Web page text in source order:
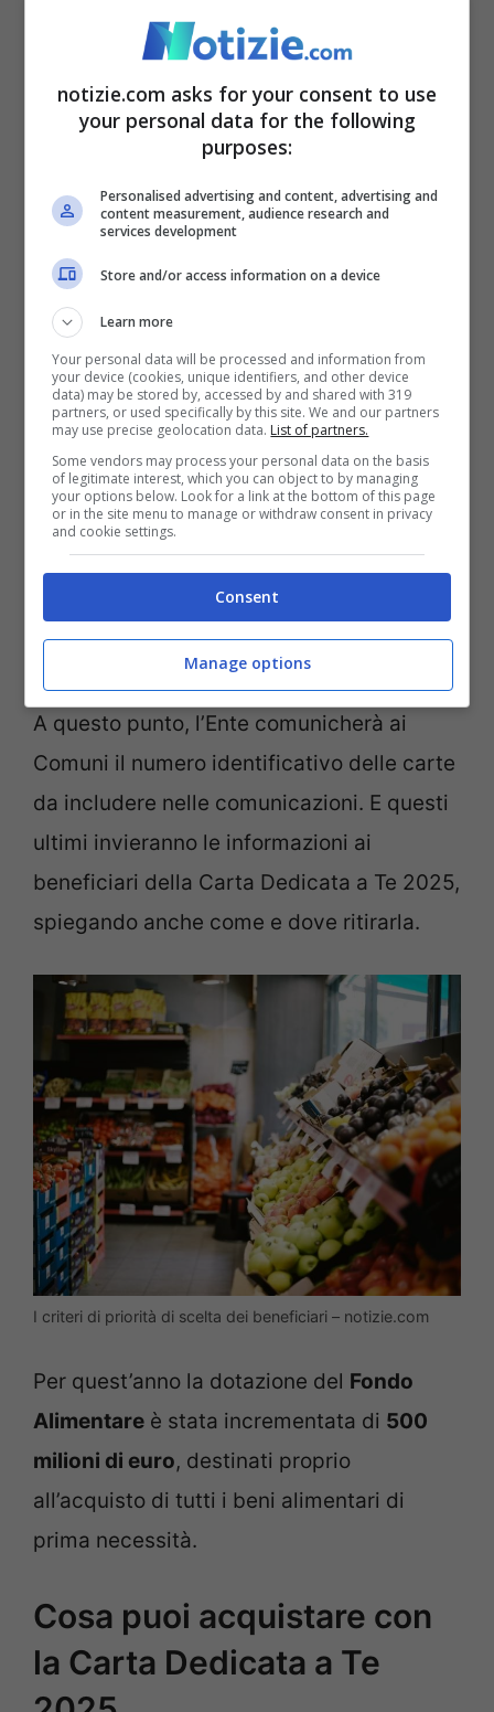
dicembre 2011, con priorità Isee più
basso.
Famiglie con almeno tre componenti
di cui almeno uno nato entro il 31
dicembre 2007, con priorità Isee più
basso.
Famiglie con almeno tre
Dal momento in cui i Comuni riceveranno
la lista, avranno trenta giorni per verificarle
e consolidarle. Finito questo arco di tempo,
i beneficiari individuati torneranno al
vaglio dell’Inps, che provvederà a rendere
definitivo il contributo entro dieci giorni e
trasmetterà i dati a Poste Italiane affinché
possa mettere a disposizione le PostePay.
A questo punto, l’Ente comunicherà ai
Comuni il numero identificativo delle carte
da includere nelle comunicazioni. E questi
ultimi invieranno le informazioni ai
beneficiari della Carta Dedicata a Te 2025,
spiegando anche come e dove ritirarla.
I criteri di priorità di scelta dei beneficiari – notizie.com
Per quest’anno la dotazione del Fondo
Alimentare è stata incrementata di 500
milioni di euro, destinati proprio
all’acquisto di tutti i beni alimentari di
prima necessità.
Cosa puoi acquistare con
la Carta Dedicata a Te
notizie.com asks for your consent to use
your personal data for the following
purposes:
Personalised advertising and content, advertising and
content measurement, audience research and
services development
Store and/or access information on a device
Learn more
Your personal data will be processed and information from
your device (cookies, unique identifiers, and other device
data) may be stored by, accessed by and shared with 319
partners, or used specifically by this site. We and our partners
may use precise geolocation data. List of partners.
Some vendors may process your personal data on the basis
of legitimate interest, which you can object to by managing
your options below. Look for a link at the bottom of this page
or in the site menu to manage or withdraw consent in privacy
and cookie settings.
Consent
Manage options